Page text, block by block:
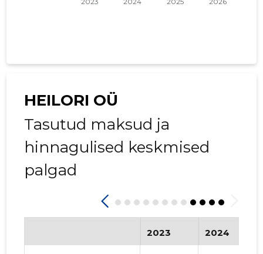
HEILORI OÜ
Tasutud maksud ja
hinnagulised keskmised
palgad
2023 2024